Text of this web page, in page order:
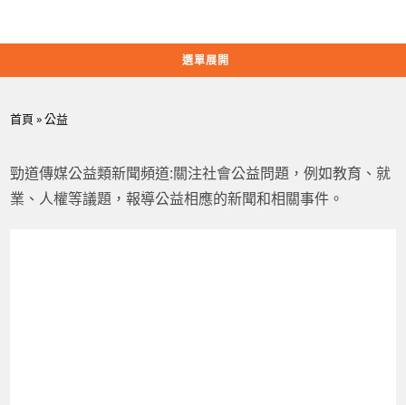
選單展開
首頁 »公益
勁道傳媒公益類新聞頻道:關注社會公益問題，例如教育、就
業、人權等議題，報導公益相應的新聞和相關事件。